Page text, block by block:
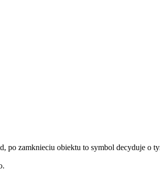
zamknieciu obiektu to symbol decyduje o